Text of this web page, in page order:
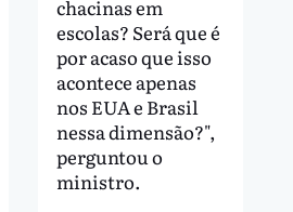
chacinas em
escolas? Será que é
por acaso que isso
acontece apenas
nos EUA e Brasil
nessa dimensão?",
perguntou o
ministro.